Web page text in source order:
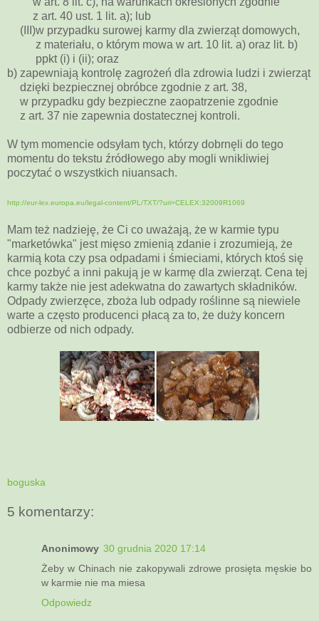
z art. 40 ust. 1 lit. a); lub
(III)w przypadku surowej karmy dla zwierząt domowych,
z materiału, o którym mowa w art. 10 lit. a) oraz lit. b)
ppkt (i) i (ii); oraz
b) zapewniają kontrolę zagrożeń dla zdrowia ludzi i zwierząt
dzięki bezpiecznej obróbce zgodnie z art. 38,
w przypadku gdy bezpieczne zaopatrzenie zgodnie
z art. 37 nie zapewnia dostatecznej kontroli.
W tym momencie odsyłam tych, którzy dobrnęli do tego
momentu do tekstu źródłowego aby mogli wnikliwiej
poczytać o wszystkich niuansach.
http://eur-lex.europa.eu/legal-content/PL/TXT/?uri=CELEX:32009R1069
Mam też nadzieję, że Ci co uważają, że w karmie typu
"marketówka" jest mięso zmienią zdanie i zrozumieją, że
karmią kota czy psa odpadami i śmieciami, których ktoś się
chce pozbyć a inni pakują je w karmę dla zwierząt. Cena tej
karmy także nie jest adekwatna do zawartych składników.
Odpady zwierzęce, zboża lub odpady roślinne są niewiele
warte a często producenci płacą za to, że duży koncern
odbierze od nich odpady.
boguska
5 komentarzy:
Anonimowy 30 grudnia 2020 17:14
Żeby w Chinach nie zakopywali zdrowe prosięta męskie bo
w karmie nie ma miesa
Odpowiedz